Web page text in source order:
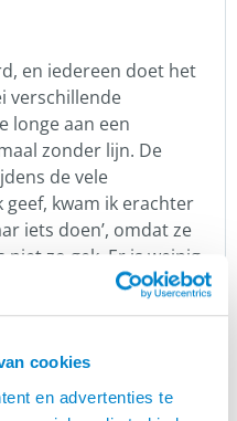
cookies
en advertenties te
en iedereen doet het
verschillende
longe aan een
zonder lijn. De
de vele
kwam ik erachter
iets doen’, omdat ze
niet zo gek. Er is weinig
wat is goed? Want
de ander slecht. In dit
altijd zonder
voorbeelden van wat
en hoe je daar